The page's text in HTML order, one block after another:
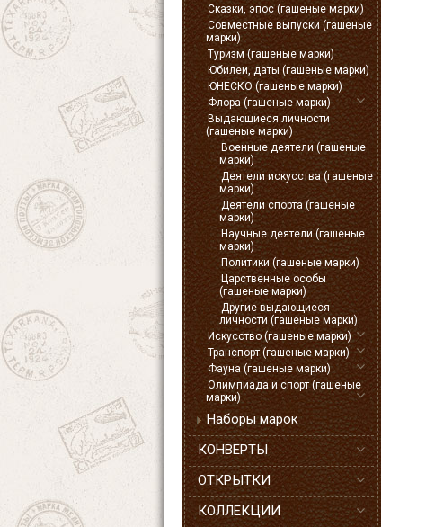
Сказки, эпос (гашеные марки)
Совместные выпуски (гашеные
марки)
Туризм (гашеные марки)
Юбилеи, даты (гашеные марки)
ЮНЕСКО (гашеные марки)
Флора (гашеные марки)
Выдающиеся личности
(гашеные марки)
Военные деятели (гашеные
марки)
Деятели искусства (гашеные
марки)
Деятели спорта (гашеные
марки)
Научные деятели (гашеные
марки)
Политики (гашеные марки)
Царственные особы
(гашеные марки)
Другие выдающиеся
личности (гашеные марки)
Искусство (гашеные марки)
Транспорт (гашеные марки)
Фауна (гашеные марки)
Олимпиада и спорт (гашеные
марки)
Наборы марок
КОНВЕРТЫ
ОТКРЫТКИ
КОЛЛЕКЦИИ